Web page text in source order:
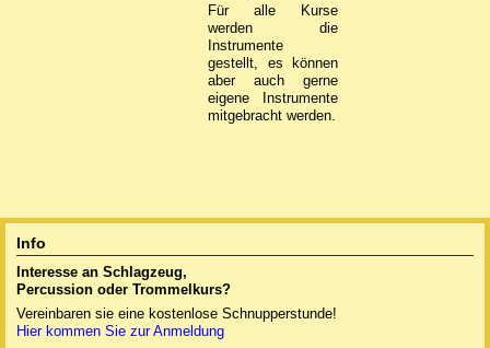
Info
Interesse an Schlagzeug,
Percussion oder Trommelkurs?
Vereinbaren sie eine kostenlose Schnupperstunde!
Hier kommen Sie zur Anmeldung
Für alle Kurse
werden die
Instrumente
gestellt, es können
aber auch gerne
eigene Instrumente
mitgebracht werden.